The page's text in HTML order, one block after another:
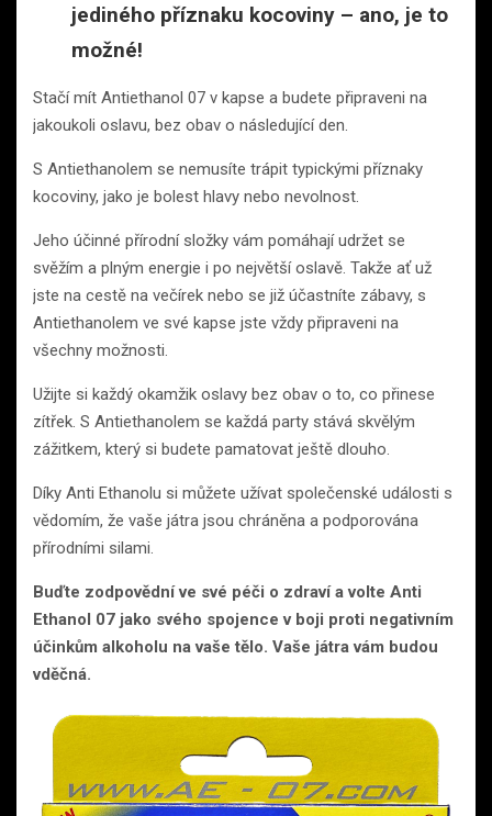
jediného příznaku kocoviny – ano, je to
možné!
Stačí mít Antiethanol 07 v kapse a budete připraveni na
jakoukoli oslavu, bez obav o následující den.
S Antiethanolem se nemusíte trápit typickými příznaky
kocoviny, jako je bolest hlavy nebo nevolnost.
Jeho účinné přírodní složky vám pomáhají udržet se
svěžím a plným energie i po největší oslavě. Takže ať už
jste na cestě na večírek nebo se již účastníte zábavy, s
Antiethanolem ve své kapse jste vždy připraveni na
všechny možnosti.
Užijte si každý okamžik oslavy bez obav o to, co přinese
zítřek. S Antiethanolem se každá party stává skvělým
zážitkem, který si budete pamatovat ještě dlouho.
Díky Anti Ethanolu si můžete užívat společenské události s
vědomím, že vaše játra jsou chráněna a podporována
přírodními silami.
Buďte zodpovědní ve své péči o zdraví a volte Anti
Ethanol 07 jako svého spojence v boji proti negativním
účinkům alkoholu na vaše tělo. Vaše játra vám budou
vděčná.